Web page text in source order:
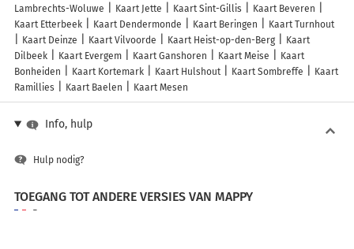
Lambrechts-Woluwe
Kaart Jette Kaart Sint-Gillis
Kaart Beveren
Kaart Etterbeek
Kaart Dendermonde Kaart Beringen
Kaart Turnhout
Kaart Deinze
Kaart Vilvoorde Kaart Heist-op-den-Berg
Kaart
Dilbeek
Kaart Evergem Kaart Ganshoren Kaart Meise
Kaart
Bonheiden
Kaart Kortemark Kaart Hulshout Kaart Sombreffe
Kaart
Ramillies
Kaart Baelen Kaart Mesen
Info, hulp
Hulp nodig?
TOEGANG TOT ANDERE VERSIES VAN MAPPY
France